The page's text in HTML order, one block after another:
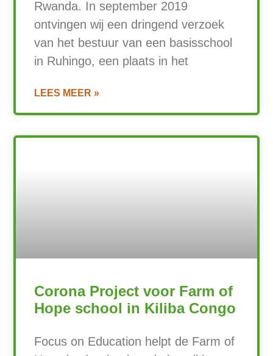
Rwanda. In september 2019
ontvingen wij een dringend verzoek
van het bestuur van een basisschool
in Ruhingo, een plaats in het
LEES MEER »
Corona Project voor Farm of
Hope school in Kiliba Congo
Focus on Education helpt de Farm of